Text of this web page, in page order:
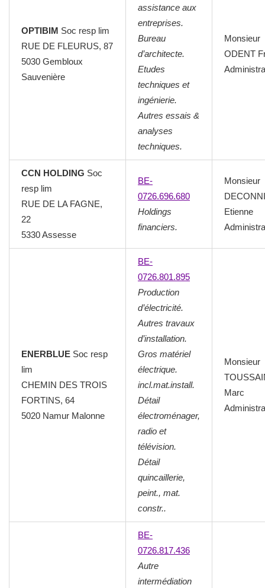
OPTIBIM Soc resp lim
RUE DE FLEURUS, 87
5030 Gembloux
Sauvenière
assistance aux
entreprises.
Bureau
d’architecte.
Etudes
techniques et
ingénierie.
Autres essais &
analyses
techniques.
Monsieur
ODENT
CCN HOLDING Soc
resp lim
RUE DE LA FAGNE,
22
5330 Assesse
BE-
0726.696.680
Holdings
financiers.
Monsieur
Etienne
ENERBLUE Soc resp
lim
CHEMIN DES TROIS
FORTINS, 64
5020 Namur Malonne
BE-
0726.801.895
Production
d’électricité.
Autres travaux
d’installation.
Gros matériel
électrique.
incl.mat.install.
Détail
électroménager,
radio et
télévision.
Détail
quincaillerie,
peint., mat.
constr..
Monsieur
Marc
BE-
0726.817.436
Autre
intermédiation